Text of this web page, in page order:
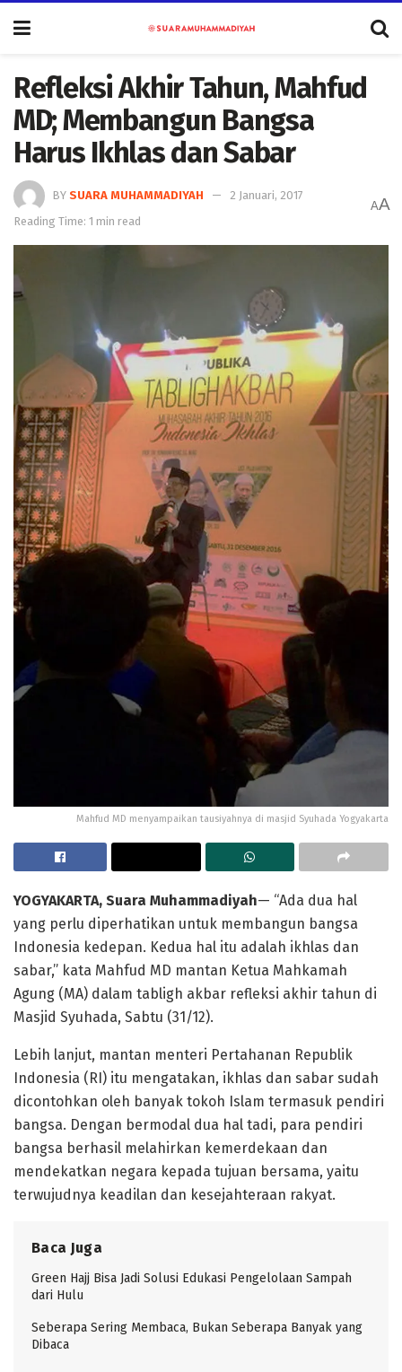
Refleksi Akhir Tahun, Mahfud
MD; Membangun Bangsa
Harus Ikhlas dan Sabar
BY SUARA MUHAMMADIYAH
2 Januari, 2017
Reading Time: 1 min read
AA
Mahfud MD menyampaikan tausiyahnya di masjid Syuhada Yogyakarta
YOGYAKARTA, Suara Muhammadiyah— “Ada dua hal
yang perlu diperhatikan untuk membangun bangsa
Indonesia kedepan. Kedua hal itu adalah ikhlas dan
sabar,” kata Mahfud MD mantan Ketua Mahkamah
Agung (MA) dalam tabligh akbar refleksi akhir tahun di
Masjid Syuhada, Sabtu (31/12).
Lebih lanjut, mantan menteri Pertahanan Republik
Indonesia (RI) itu mengatakan, ikhlas dan sabar sudah
dicontohkan oleh banyak tokoh Islam termasuk pendiri
bangsa. Dengan bermodal dua hal tadi, para pendiri
bangsa berhasil melahirkan kemerdekaan dan
mendekatkan negara kepada tujuan bersama, yaitu
terwujudnya keadilan dan kesejahteraan rakyat.
Baca Juga
Green Hajj Bisa Jadi Solusi Edukasi Pengelolaan Sampah
dari Hulu
Seberapa Sering Membaca, Bukan Seberapa Banyak yang
Dibaca